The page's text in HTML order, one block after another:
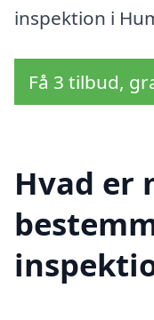
inspektion i
Få 3 tilbud,
Hvad er